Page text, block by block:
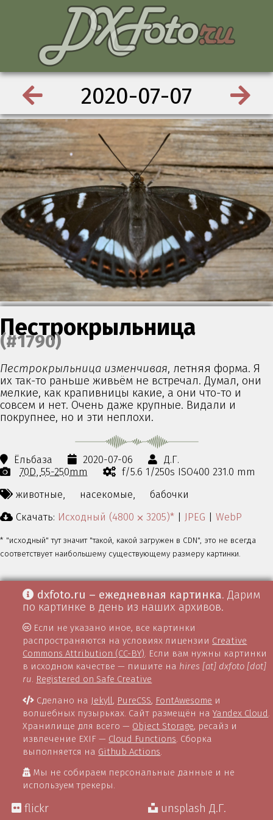
2020-07-07
Пестрокрыльница
(#1790)
Пестрокрыльница изменчивая, летняя форма. Я
их так-то раньше живьём не встречал. Думал, они
мелкие, как крапивницы какие, а они что-то и
совсем и нет. Очень даже крупные. Видали и
покрупнее, но и эти неплохи.
Ёльбаза 2020-07-06
Д.Г.
70D 55-250mm
f/5.6 1/250s ISO400 231.0 mm
животные,
насекомые,
бабочки
Скачать: Исходный (4800 ⨉ 3205)* | JPEG | WebP
* "исходный" тут значит "такой, какой загружен в CDN", это не всегда
соответствует наибольшему существующему размеру картинки.
dxfoto.ru – ежедневная картинка. Дарим
по картинке в день из наших архивов.
Если не указано иное, все картинки
распространяются на условиях лицензии Creative
Commons Attribution (CC-BY). Если вам нужны картинки
в исходном качестве — пишите на hires [at] dxfoto [dot]
ru. Registered on Safe Creative
Сделано на Jekyll, PureCSS, FontAwesome и
волшебных пузырьках. Сайт размещён наYandex Cloud
Хранилище для всего — Object Storage, ресайз и
извлечение EXIF — Cloud Functions . Сборка
выполняется на Github Actions
Мы не собираем персональные данные и не
используем трекеры.
flickr unsplash Д.Г.